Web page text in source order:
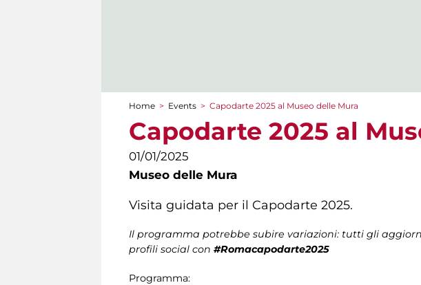
You are here
Home > Events > Capodarte 2025 al Museo delle Mura
Capodarte 2025 al
01/01/2025
Museo delle Mura
Visita guidata per il Capodarte 2025.
Il programma potrebbe subire variazioni: tutti gli
profili social con #Romacapodarte2025
Programma: